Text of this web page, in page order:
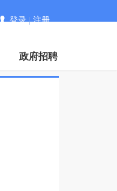
登录|注册
政府招聘